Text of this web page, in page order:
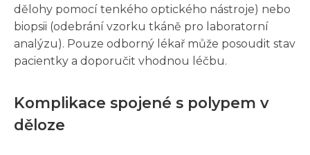
dělohy pomocí tenkého optického nástroje) nebo
biopsii (odebrání vzorku tkáně pro laboratorní
analýzu). Pouze odborný lékař může posoudit stav
pacientky a doporučit vhodnou léčbu.
Komplikace spojené s polypem v
děloze